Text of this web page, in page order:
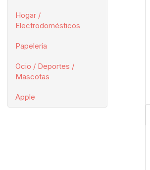
Hogar /
Electrodomésticos
Papelería
Ocio / Deportes /
Mascotas
Apple